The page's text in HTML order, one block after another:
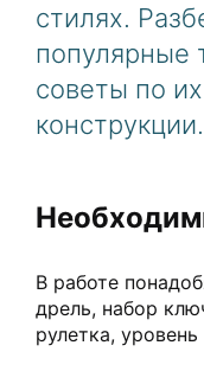
стилях.
популярные
советы по
конструкции.
В работе
дрель, набор
рулетка,